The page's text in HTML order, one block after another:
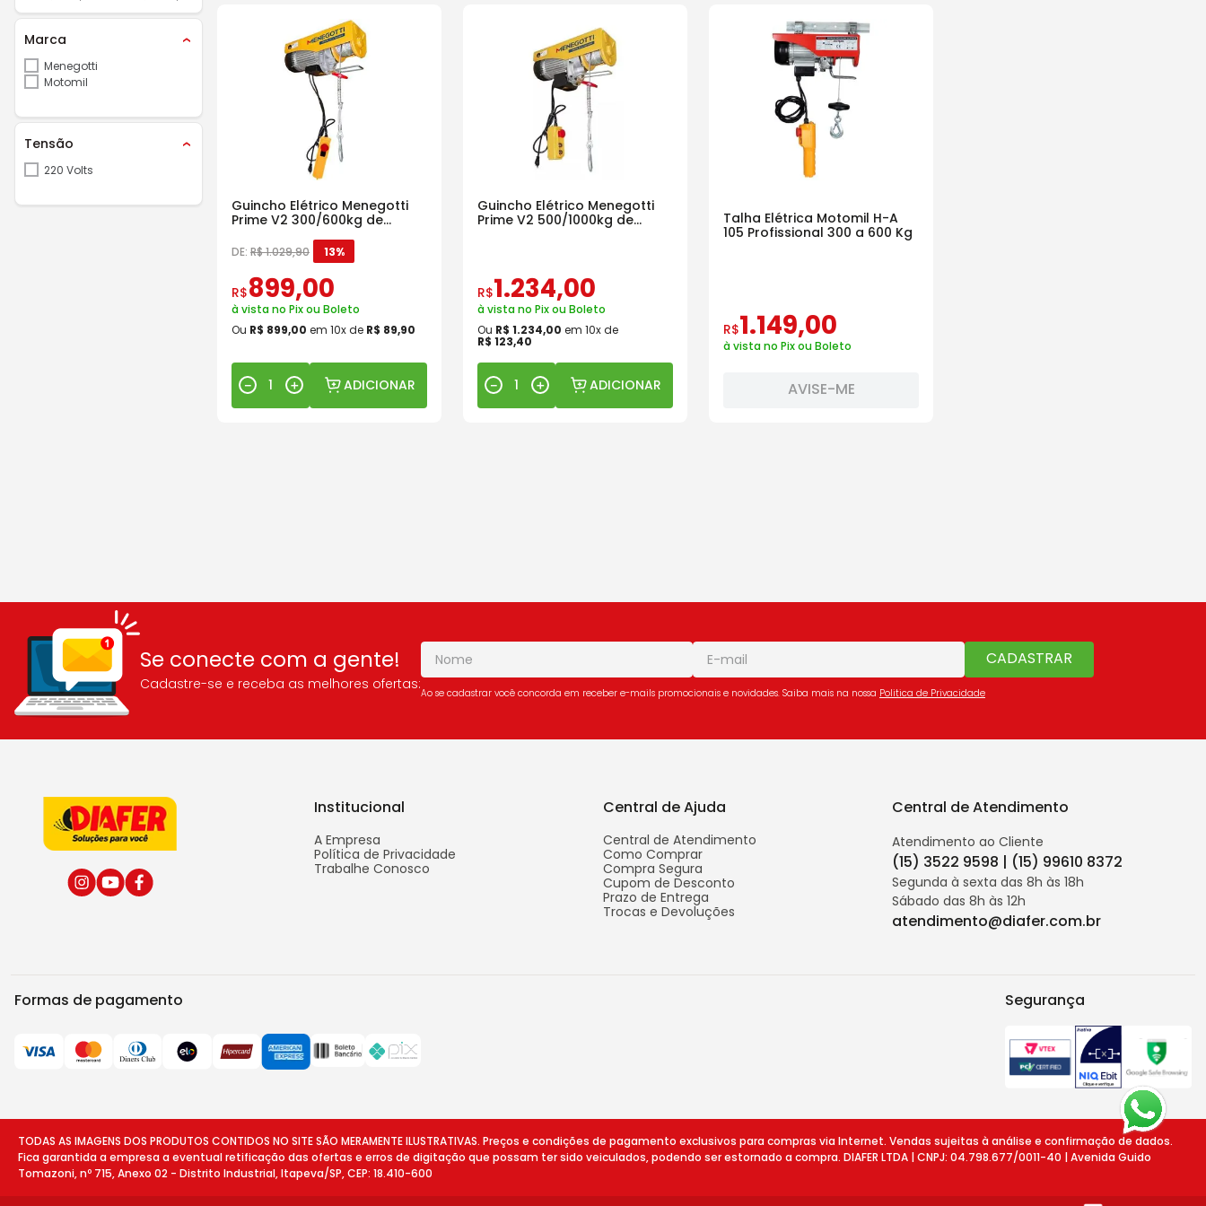
Marca
Menegotti
Motomil
Tensão
220 Volts
Guincho Elétrico Menegotti
Prime V2 300/600kg de
DE: R$1.029,90 13%
R$899,00
à vista no Pix ou Boleto
Ou R$ 899,00 em 10x de R$ 89,90
＋
－ ADICIONAR
Guincho Elétrico Menegotti
Prime V2 500/1000kg de
R$1.234,00
à vista no Pix ou Boleto
Ou R$ 1.234,00 em 10x de
R$ 123,40
＋
－ ADICIONAR
Talha Elétrica Motomil H-A
105 Profissional 300 a 600 Kg
R$1.149,00
à vista no Pix ou Boleto
AVISE-ME
Se conecte com a gente!
Cadastre-se e receba as melhores ofertas:
CADASTRAR
Ao se cadastrar você concorda em receber e-mails promocionais e novidades. Saiba mais na nossa Politica de Privacidade
Institucional
A Empresa
Política de Privacidade
Trabalhe Conosco
Central de Ajuda
Central de Atendimento
Como Comprar
Compra Segura
Cupom de Desconto
Prazo de Entrega
Trocas e Devoluções
Central de Atendimento
Atendimento ao Cliente
(15) 3522 9598 | (15) 99610 8372
Segunda à sexta das 8h às 18h
Sábado das 8h às 12h
atendimento@diafer.com.br
Formas de pagamento Segurança
TODAS AS IMAGENS DOS PRODUTOS CONTIDOS NO SITE SÃO MERAMENTE ILUSTRATIVAS. Preços e condições de pagamento exclusivos para compras via Internet. Vendas sujeitas à análise e confirmação de dados.
Fica garantida a empresa a eventual retificação das ofertas e erros de digitação que possam ter sido veiculados, podendo ser estornado a compra. DIAFER LTDA | CNPJ: 04.798.677/0011-40 | Avenida Guido
Tomazoni, nº 715, Anexo 02 - Distrito Industrial, Itapeva/SP, CEP: 18.410-600